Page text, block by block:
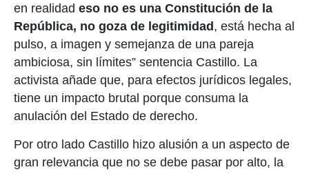
en realidad eso no es una Constitución de la
República, no goza de legitimidad, está hecha al
pulso, a imagen y semejanza de una pareja
ambiciosa, sin límites” sentencia Castillo. La
activista añade que, para efectos jurídicos legales,
tiene un impacto brutal porque consuma la
anulación del Estado de derecho.
Por otro lado Castillo hizo alusión a un aspecto de
gran relevancia que no se debe pasar por alto, la